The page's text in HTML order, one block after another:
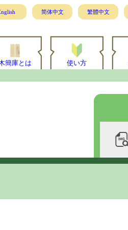
简体中文 繁體中文
簡庫とは 使い方